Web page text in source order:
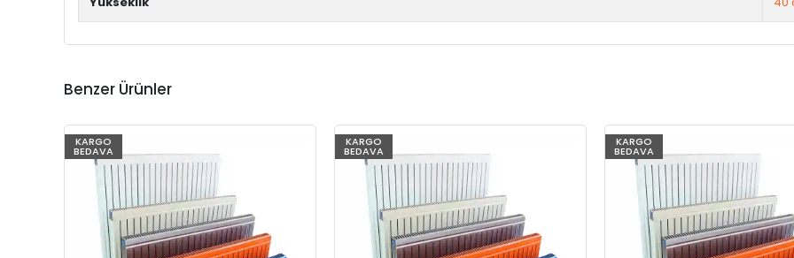
Benzer Ürünler
KARGO
BEDAVA
KARGO
BEDAVA
KARGO
BEDAVA